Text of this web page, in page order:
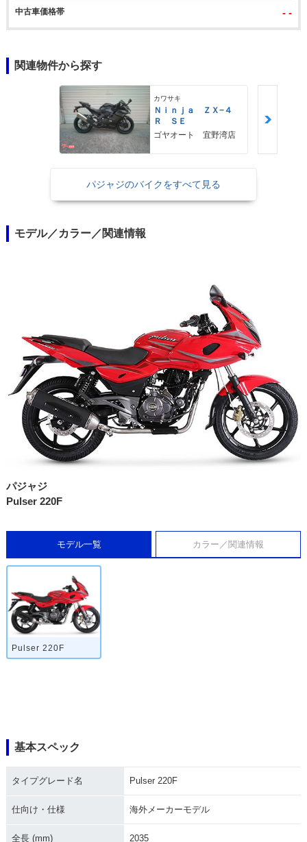
中古車価格帯 - -
関連物件から探す
カワサキ
Ｎｉｎｊａ ＺＸ−４
Ｒ ＳＥ
ゴヤオート 宜野湾店
パジャジのバイクをすべて見る
モデル／カラー／関連情報
パジャジ
Pulser 220F
モデル一覧 カラー／関連情報
Pulser 220F
基本スペック
タイプグレード名 Pulser 220F
仕向け・仕様 海外メーカーモデル
全長 (mm) 2035